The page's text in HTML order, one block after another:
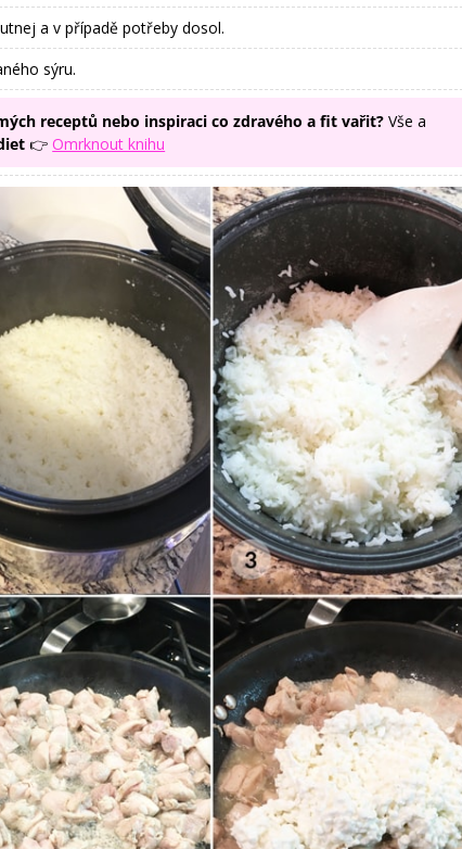
a v případě potřeby dosol.
sýru.
receptů nebo inspiraci co zdravého a fit vařit? Vše a
👉Omrknout knihu